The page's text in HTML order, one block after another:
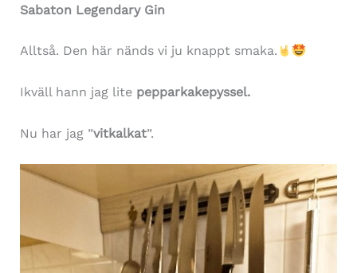
Sabaton Legendary Gin
Alltså. Den här nänds vi ju knappt smaka.
Ikväll hann jag lite pepparkakepyssel.
Nu har jag ”vitkalkat”.